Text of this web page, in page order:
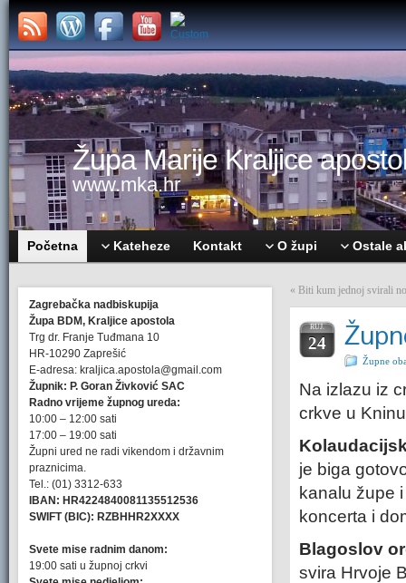
Župa Marije Kraljice
www.mka.hr
Početna Kateheze Kontakt O župi Ostale
Zagrebačka nadbiskupija
Župa BDM, Kraljice apostola
Trg dr. Franje Tuđmana 10
HR-10290 Zaprešić
E-adresa: kraljica.apostola@gmail.com
Župnik: P. Goran Živković SAC
Radno vrijeme župnog ureda:
10:00 – 12:00 sati
17:00 – 19:00 sati
Župni ured ne radi vikendom i državnim
praznicima.
Tel.: (01) 3312-633
IBAN: HR4224840081135512536
SWIFT (BIC): RZBHHR2XXXX
Svete mise radnim danom:
19:00 sati u župnoj crkvi
« Biti kum jednoj svirali
RUJ.
24
Župne
Na izlazu iz
crkve u
je biga
kanalu župe
koncerta i
Blagoslov
svira Hrvoje